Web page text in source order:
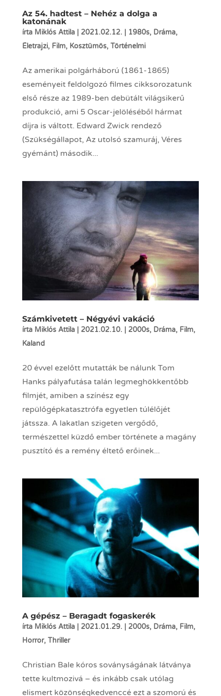
Az 54. hadtest – Nehéz a dolga a
katonának
írta Miklós Attila| 2021.02.12. 1980s, Dráma,
Életrajzi, Film, Kosztümös, Történelmi
Az amerikai polgárháború (1861-1865)
eseményeit feldolgozó filmes cikksorozatunk
első része az 1989-ben debütált világsikerű
produkció, ami 5 Oscar-jelöléséből hármat
díjra is váltott. Edward Zwick rendező
(Szükségállapot, Az utolsó szamuráj, Véres
gyémánt) második...
Számkivetett – Négyévi vakáció
írta Miklós Attila| 2021.02.10. 2000s, Dráma, Film,
Kaland
20 évvel ezelőtt mutatták be nálunk Tom
Hanks pályafutása talán legmeghökkentőbb
filmjét, amiben a színész egy
repülőgépkatasztrófa egyetlen túlélőjét
játssza. A lakatlan szigeten vergődő,
természettel küzdő ember története a magány
pusztító és a remény éltető erőinek...
A gépész – Beragadt fogaskerék
írta Miklós Attila| 2021.01.29. 2000s, Dráma, Film,
Horror, Thriller
Christian Bale kóros soványságának látványa
tette kultmozivá – és inkább csak utólag
elismert közönségkedvenccé ezt a szomorú és